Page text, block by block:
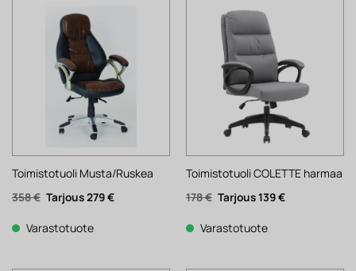
Toimistotuoli Musta/Ruskea
358€ Alkuperäinen
hinta
358 €.
279€Nykyinen
Varastotuote
Toimistotuoli COLETTE harmaa
178€ Alkuperäinen
hinta
178 €.
139€Nykyinen
Varastotuote